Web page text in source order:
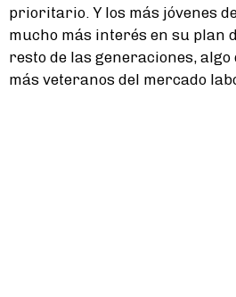
prioritario. Y los más jóvenes
mucho más interés en su plan
resto de las generaciones,
más veteranos del mercado